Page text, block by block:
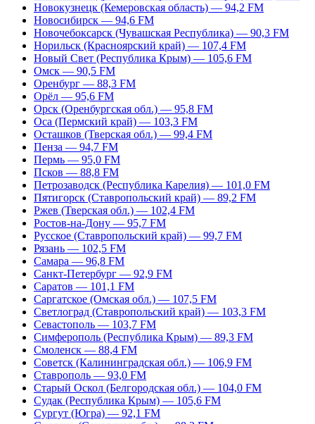
Новокузнецк (Кемеровская область) — 94,2 FM
Новосибирск — 94,6 FM
Новочебоксарск (Чувашская Республика) — 90,3 FM
Норильск (Красноярский край) — 107,4 FM
Новый Свет (Республика Крым) — 105,6 FM
Омск — 90,5 FM
Оренбург — 88,3 FM
Орёл — 95,6 FM
Орск (Оренбургская обл.) — 95,8 FM
Оса (Пермский край) — 103,3 FM
Осташков (Тверская обл.) — 99,4 FM
Пенза — 94,7 FM
Пермь — 95,0 FM
Псков — 88,8 FM
Петрозаводск (Республика Карелия) — 101,0 FM
Пятигорск (Ставропольский край) — 89,2 FM
Ржев (Тверская обл.) — 102,4 FM
Ростов-на-Дону — 95,7 FM
Русское (Ставропольский край) — 99,7 FM
Рязань — 102,5 FM
Самара — 96,8 FM
Санкт-Петербург — 92,9 FM
Саратов — 101,1 FM
Саргатское (Омская обл.) — 107,5 FM
Светлоград (Ставропольский край) — 103,3 FM
Севастополь — 103,7 FM
Симферополь (Республика Крым) — 89,3 FM
Смоленск — 88,4 FM
Советск (Калининградская обл.) — 106,9 FM
Ставрополь — 93,0 FM
Старый Оскол (Белгородская обл.) — 104,0 FM
Судак (Республика Крым) — 105,6 FM
Сургут (Югра) — 92,1 FM